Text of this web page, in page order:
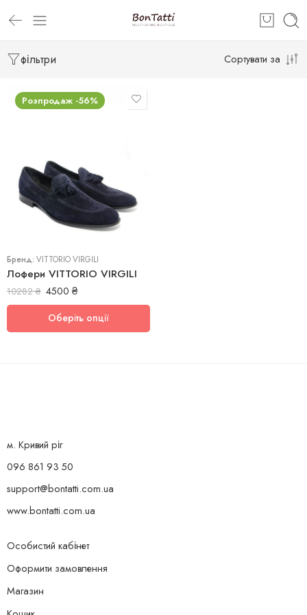
фільтри Сортувати за
Розпродаж -56%
Бренд: VITTORIO VIRGILI
Лофери VITTORIO VIRGILI
10282₴ 4500 ₴
43
Оберіть опції
м. Кривий ріг
096 861 93 50
support@bontatti.com.ua
www.bontatti.com.ua
Особистий кабінет
Оформити замовлення
Магазин